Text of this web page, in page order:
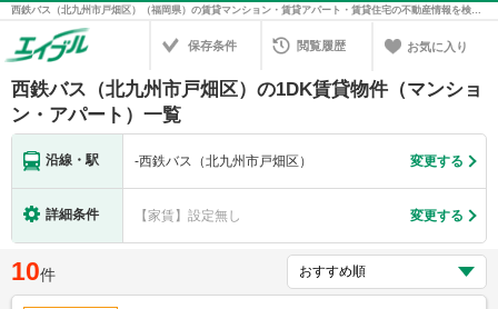
西鉄バス（北九州市戸畑区）（福岡県）の賃貸マンション・賃貸アパート・賃貸住宅の不動産情報を検索！不動産賃貸の物件探しは、お部屋探しのエイブル
保存条件 閲覧履歴 お気に入り
西鉄バス（北九州市戸畑区）の1DK賃貸物件（マンショ
ン・アパート）一覧
沿線・駅 -西鉄バス（北九州市戸畑区） 変更する
詳細条件 【家賃】設定無し 変更する
10件